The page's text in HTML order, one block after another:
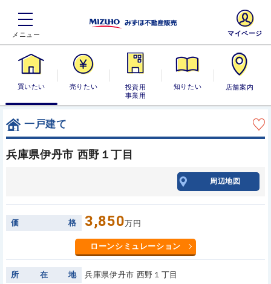
買いたい 売りたい
投資用・事業
用
知りたい 店舗案内
マイページ
一戸建て
兵庫県伊丹市 西野１丁目
周辺地図
価 格 3,850万円
ローンシミュレーション
所 在 地 兵庫県伊丹市 西野１丁目